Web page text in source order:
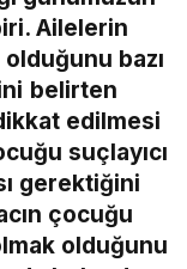
Ailelerin
olduğunu bazı
belirten
edilmesi
suçlayıcı
gerektiğini
çocuğu
olduğunu